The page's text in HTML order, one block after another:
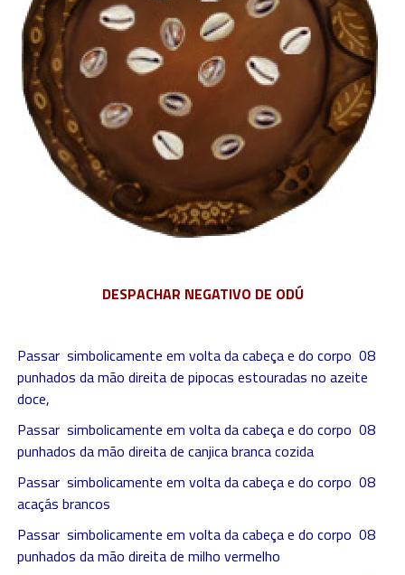
DESPACHAR NEGATIVO DE ODÚ
Passar simbolicamente em volta da cabeça e do corpo 08
punhados da mão direita de pipocas estouradas no azeite
doce,
Passar simbolicamente em volta da cabeça e do corpo 08
punhados da mão direita de canjica branca cozida
Passar simbolicamente em volta da cabeça e do corpo 08
acaçás brancos
Passar simbolicamente em volta da cabeça e do corpo 08
punhados da mão direita de milho vermelho